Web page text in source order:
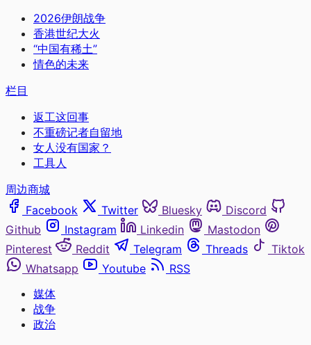
2026伊朗战争
香港世纪大火
“中国有稀土”
情色的未来
栏目
返工这回事
不重磅记者自留地
女人没有国家？
工具人
周边商城
Facebook
Twitter Bluesky
Discord
Github
Instagram Linkedin
Mastodon
Pinterest
Reddit Telegram Threads
Tiktok
Whatsapp
Youtube
RSS
媒体
战争
政治